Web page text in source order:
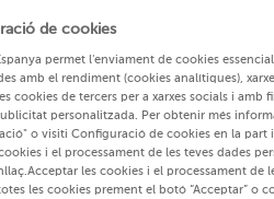
de cookies
permet l'enviament de cookies
amb el rendiment (cookies analítiques),
cookies de tercers per a xarxes socials i
personalitzada. Per obtenir més
o visiti Configuració de cookies en la
i el processament de les teves dades
les cookies i el processament de
les cookies prement el botó “Acceptar” o